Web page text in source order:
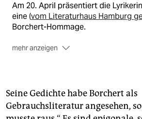
Am 20. April präsentiert die
eine (vom Literaturhaus Hamburg
Borchert-Hommage.
mehr anzeigen
Seine Gedichte habe Borchert als
Gebrauchsliteratur angesehen,